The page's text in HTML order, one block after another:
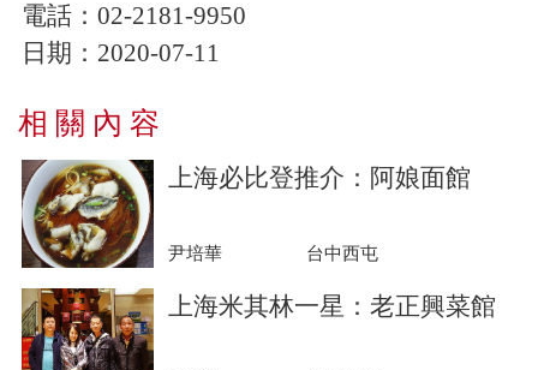
電話： 02-2181-9950
日期： 2020-07-11
相 關 內 容
上海必比登推介：阿娘面館
尹培華 台中西屯
上海米其林一星：老正興菜館